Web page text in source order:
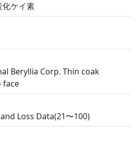
化ケイ素
Beryllia Corp. Thin coak
face
Loss Data(21〜100)